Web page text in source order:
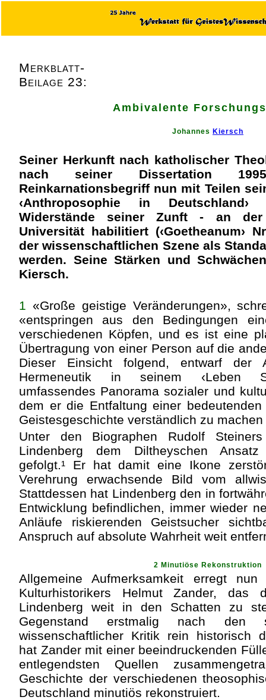
Merkblatt-
Beilage 23:
Ambivalente
Johannes Kiersch
Seiner Herkunft nach katholischer
nach seiner Dissertation
Reinkarnationsbegriff nun mit Teilen
‹Anthroposophie in
Widerstände seiner Zunft - an der
Universität habilitiert (‹Goetheanum›
der wissenschaftlichen Szene als
werden. Seine Stärken und
Kiersch.
1 «Große geistige Veränderungen»,
«entspringen aus den Bedingungen
verschiedenen Köpfen, und es ist eine
Übertragung von einer Person auf die
Dieser Einsicht folgend, entwarf der
Hermeneutik in seinem ‹Leben
umfassendes Panorama sozialer und
dem er die Entfaltung einer
Geistesgeschichte verständlich zu
Unter den Biographen Rudolf
Lindenberg dem Diltheyschen
gefolgt.¹ Er hat damit eine Ikone
Verehrung erwachsende Bild vom
Stattdessen hat Lindenberg den in
Entwicklung befindlichen, immer wieder
Anläufe riskierenden Geistsucher
Anspruch auf absolute Wahrheit weit
2 Minutiöse Rekonstruktion
Allgemeine Aufmerksamkeit erregt
Kulturhistorikers Helmut Zander, das
Lindenberg weit in den Schatten zu
Gegenstand erstmalig nach den
wissenschaftlicher Kritik rein historisch
hat Zander mit einer beeindruckenden
entlegendsten Quellen
Geschichte der verschiedenen
Deutschland minutiös rekonstruiert.